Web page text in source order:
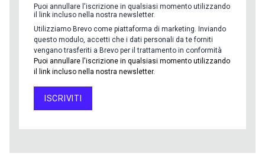
Puoi annullare l'iscrizione in qualsiasi momento utilizzando
il link incluso nella nostra newsletter.
Utilizziamo Brevo come piattaforma di marketing. Inviando
questo modulo, accetti che i dati personali da te forniti
vengano trasferiti a Brevo per il trattamento in conformità
Puoi annullare l'iscrizione in qualsiasi momento utilizzando
il link incluso nella nostra newsletter.
ISCRIVITI